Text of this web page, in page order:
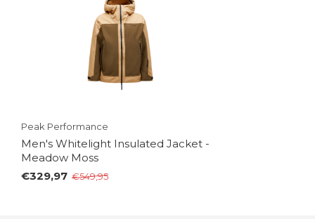
Peak Performance
Men's Whitelight Insulated Jacket -
Meadow Moss
€329,97 €549,95